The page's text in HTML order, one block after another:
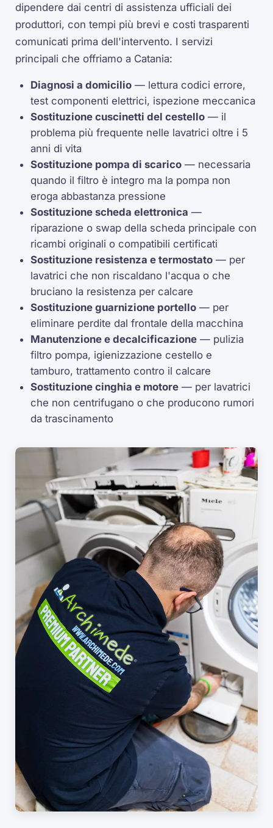
dipendere dai centri di assistenza ufficiali dei
produttori, con tempi più brevi e costi trasparenti
comunicati prima dell'intervento. I servizi
principali che offriamo a Catania:
Diagnosi a domicilio — lettura codici errore,
test componenti elettrici, ispezione meccanica
Sostituzione cuscinetti del cestello — il
problema più frequente nelle lavatrici oltre i 5
anni di vita
Sostituzione pompa di scarico — necessaria
quando il filtro è integro ma la pompa non
eroga abbastanza pressione
Sostituzione scheda elettronica —
riparazione o swap della scheda principale con
ricambi originali o compatibili certificati
Sostituzione resistenza e termostato — per
lavatrici che non riscaldano l'acqua o che
bruciano la resistenza per calcare
Sostituzione guarnizione portello — per
eliminare perdite dal frontale della macchina
Manutenzione e decalcificazione — pulizia
filtro pompa, igienizzazione cestello e
tamburo, trattamento contro il calcare
Sostituzione cinghia e motore — per lavatrici
che non centrifugano o che producono rumori
da trascinamento